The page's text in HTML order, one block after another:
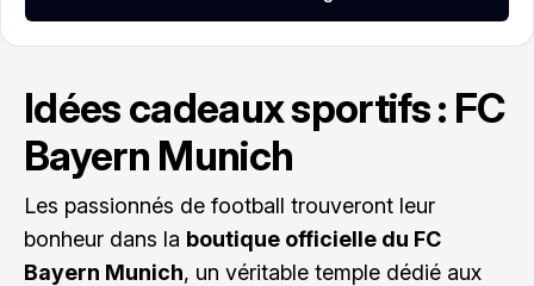
Idées cadeaux sportifs : FC
Bayern Munich
Les passionnés de football trouveront leur
bonheur dans la boutique officielle du FC
Bayern Munich, un véritable temple dédié aux